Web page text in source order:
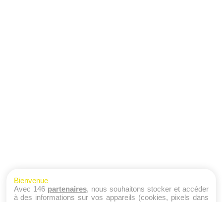
Bienvenue
Avec 146 partenaires, nous souhaitons stocker et accéder
à des informations sur vos appareils (cookies, pixels dans